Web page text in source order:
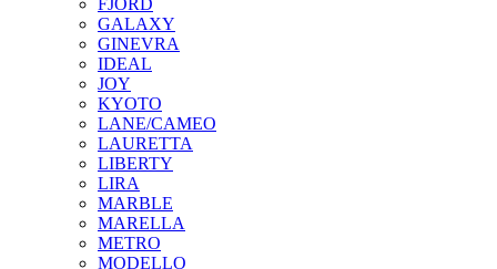
FJORD
GALAXY
GINEVRA
IDEAL
JOY
KYOTO
LANE/CAMEO
LAURETTA
LIBERTY
LIRA
MARBLE
MARELLA
METRO
MODELLO